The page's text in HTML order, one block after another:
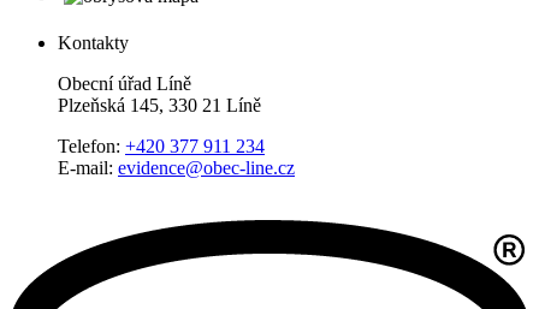
Kontakty
Obecní úřad Líně
Plzeňská 145, 330 21 Líně
Telefon: +420 377 911 234
E-mail: evidence@obec-line.cz